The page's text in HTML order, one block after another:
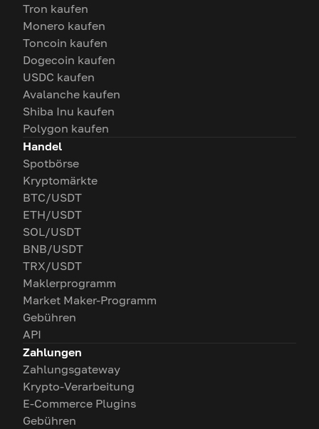
Tron kaufen
Monero kaufen
Toncoin kaufen
Dogecoin kaufen
USDC kaufen
Avalanche kaufen
Shiba Inu kaufen
Polygon kaufen
Handel
Spotbörse
Kryptomärkte
BTC/USDT
ETH/USDT
SOL/USDT
BNB/USDT
TRX/USDT
Maklerprogramm
Market Maker-Programm
Gebühren
API
Zahlungen
Zahlungsgateway
Krypto-Verarbeitung
E-Commerce Plugins
Gebühren